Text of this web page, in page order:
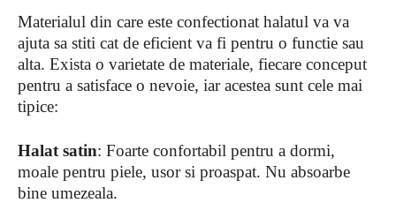
Materialul din care este confectionat halatul va va
ajuta sa stiti cat de eficient va fi pentru o functie sau
alta. Exista o varietate de materiale, fiecare conceput
pentru a satisface o nevoie, iar acestea sunt cele mai
tipice:
Halat satin: Foarte confortabil pentru a dormi,
moale pentru piele, usor si proaspat. Nu absoarbe
bine umezeala.